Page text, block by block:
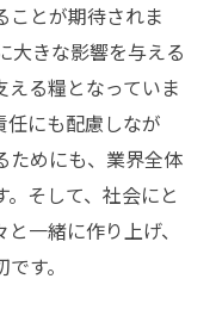
ことが期待されま
大きな影響を与える
る糧となっていま
任にも配慮しなが
ためにも、業界全体
そして、社会にと
一緒に作り上げ、
す。